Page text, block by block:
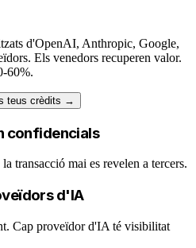
d'OpenAI, Anthropic, Google,
Els venedors recuperen valor.
60%.
teus crèdits →
confidencials
transacció mai es revelen a tercers.
d'IA
Cap proveïdor d'IA té visibilitat